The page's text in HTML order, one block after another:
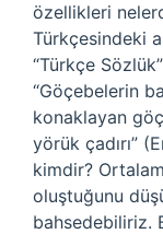
özellikleri
Türkçesindeki
“Türkçe
“Göçebelerin
konaklayan
yörük çadırı”
kimdir?
oluştuğunu
bahsedebiliriz.